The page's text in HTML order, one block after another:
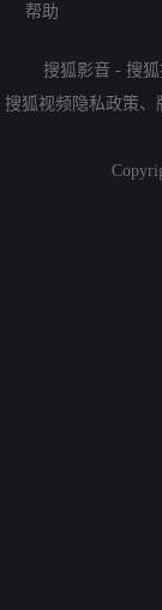
帮助
搜狐影音 - 搜
搜狐视频隐私政策、